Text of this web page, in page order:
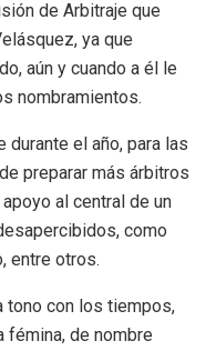
de Arbitraje que
ya que
aún y cuando a él le
nombramientos.
durante el año, para las
preparar más árbitros
al central de un
como
entre otros.
tono con los tiempos,
fémina, de nombre